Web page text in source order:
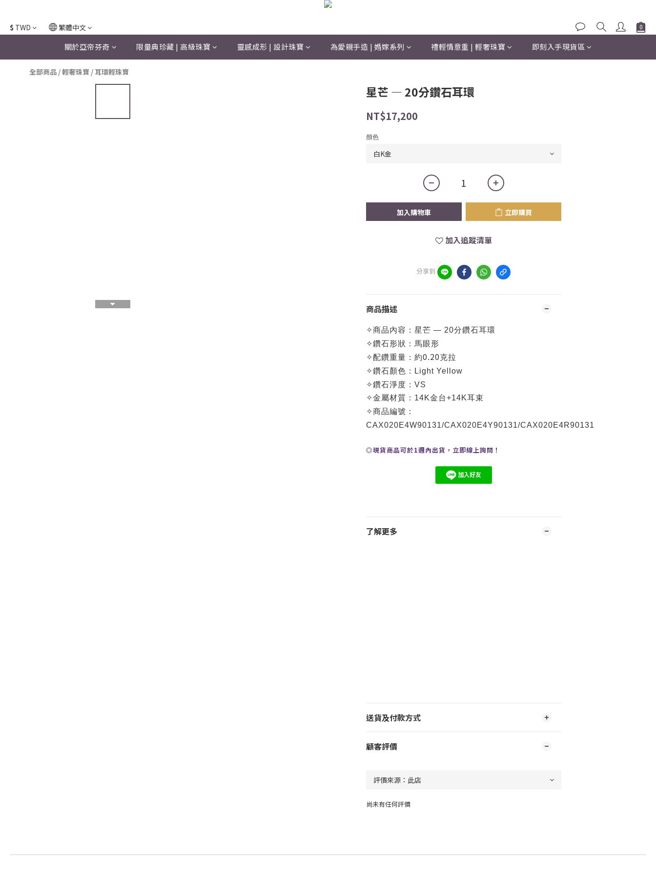
$ TWD 繁體中文
關於亞帝芬奇 限量典珍藏 | 高級珠寶 靈感成形 | 設計珠寶 為愛親手造 | 婚嫁系列 禮輕情意重 | 輕奢珠寶 即刻入手現貨區
全部商品 /輕奢珠寶 / 耳環輕珠寶
星芒 — 20分鑽石耳環
NT$17,200
顏色
加入購物車 立即購買
加入追蹤清單
分享到
商品描述
✧商品內容： 星芒 — 20分鑽石耳環
✧鑽石形狀：馬眼形
✧配鑽重量：約0.20克拉
✧鑽石顏色：
Light Yellow
✧鑽石淨度：VS
✧金屬材質：14K金台+14K耳束
✧商品編號：
CAX020E4W90131/CAX020E4Y90131/CAX020E4R90131
◎現貨商品可於1週內出貨， 立即線上詢問 ！
了解更多
送貨及付款方式
顧客評價
尚未有任何評價